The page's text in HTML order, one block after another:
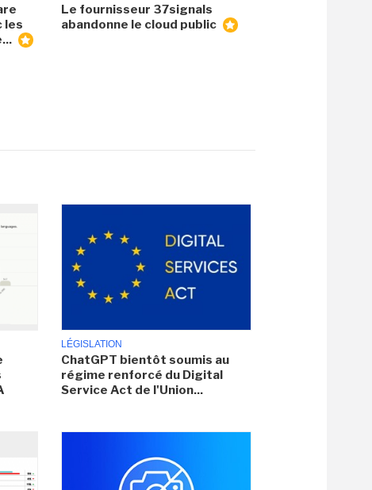
les
Le fournisseur 37signals
abandonne le cloud public
LÉGISLATION
ChatGPT bientôt soumis au
régime renforcé du Digital
Service Act de l'Union...